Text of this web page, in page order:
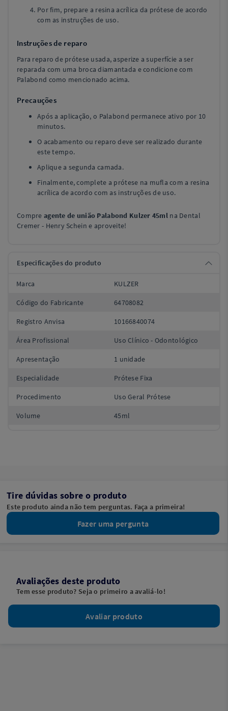
Por fim, prepare a resina acrílica da prótese de acordo
com as instruções de uso.
Instruções de reparo
Para reparo de prótese usada, asperize a superfície a ser
reparada com uma broca diamantada e condicione com
Palabond como mencionado acima.
Precauções
Após a aplicação, o Palabond permanece ativo por 10
minutos.
O acabamento ou reparo deve ser realizado durante
este tempo.
Aplique a segunda camada.
Finalmente, complete a prótese na mufla com a resina
acrílica de acordo com as instruções de uso.
Compre agente de união Palabond Kulzer 45ml na Dental
Cremer - Henry Schein e aproveite!
Especificações do produto
Marca KULZER
Código do Fabricante 64708082
Registro Anvisa 10166840074
Área Profissional Uso Clínico - Odontológico
Apresentação 1 unidade
Especialidade Prótese Fixa
Procedimento Uso Geral Prótese
Volume 45ml
Tire dúvidas sobre o produto
Este produto ainda não tem perguntas. Faça a primeira!
Fazer uma pergunta
Avaliações deste produto
Tem esse produto? Seja o primeiro a avaliá-lo!
Avaliar produto